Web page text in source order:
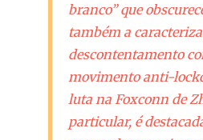
branco” que
também a
descontentamento
movimento anti-
luta na Foxconn de
particular, é